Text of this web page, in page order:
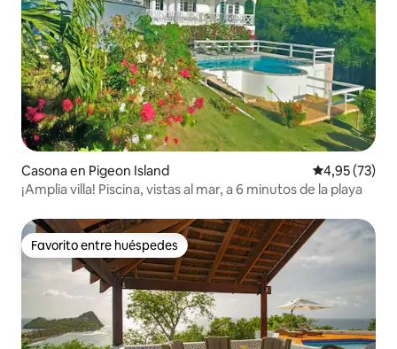
Casona en Pigeon Island Calificación
4,95 (73)
¡Amplia villa! Piscina, vistas al mar, a 6 minutos de la playa
Favorito entre huéspedes
Favorito entre huéspedes